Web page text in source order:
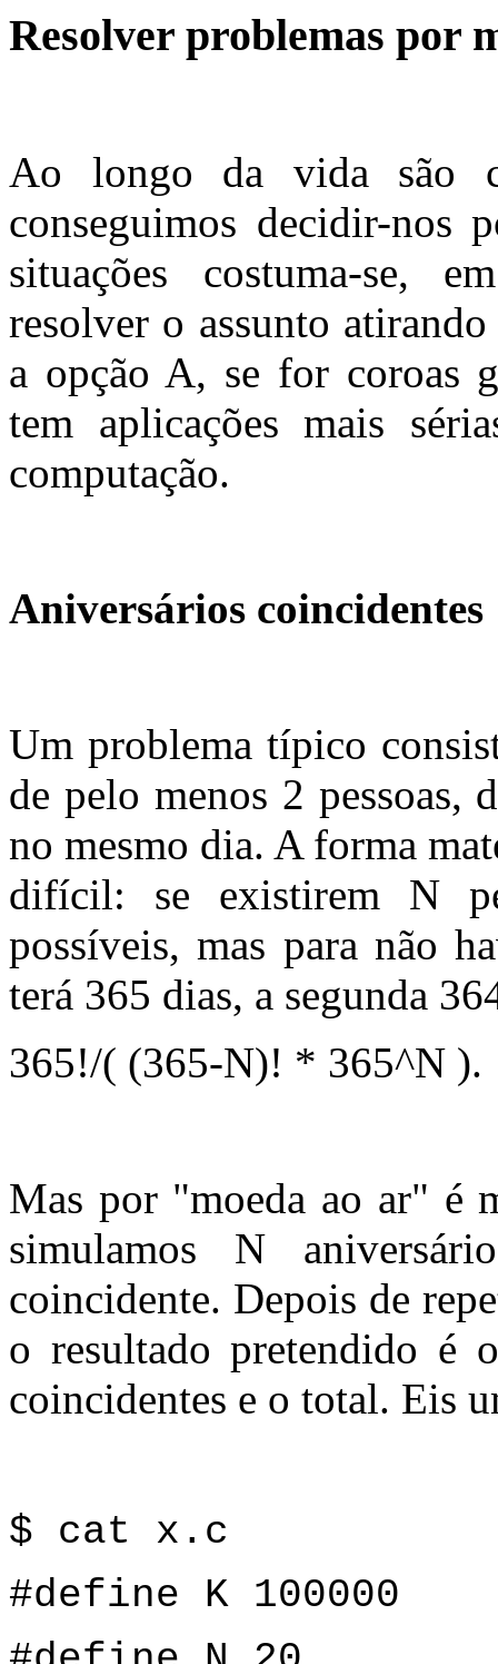
Resolver problemas por
Ao longo da vida são
conseguimos decidir-nos
situações costuma-se,
resolver o assunto
a opção A, se for coroas
tem aplicações mais
computação.
Aniversários coincidentes
Um problema típico
de pelo menos 2 pessoas,
no mesmo dia. A forma
difícil: se existirem N
possíveis, mas para não
terá 365 dias, a segunda
365!/( (365-N)! * 365^N ).
Mas por "moeda ao ar" é
simulamos N
coincidente. Depois de
o resultado pretendido é
coincidentes e o total. Eis
$ cat x.c
#define K 100000